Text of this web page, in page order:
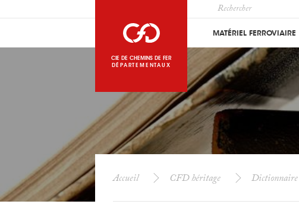
CIE DE CHEMINS DE FER
DÉPARTEMENTAUX
MATÉRIEL FERROVIAIRE
Accueil CFD héritage